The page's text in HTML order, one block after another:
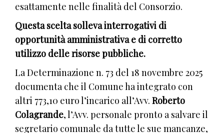
esattamente nelle finalità del Consorzio.
Questa scelta solleva interrogativi di
opportunità amministrativa e di corretto
utilizzo delle risorse pubbliche.
La Determinazione n. 73 del 18 novembre 2025
documenta che il Comune ha integrato con
altri 773,10 euro l’incarico all’Avv. Roberto
Colagrande, l’Avv. personale pronto a salvare il
segretario comunale da tutte le sue mancanze,